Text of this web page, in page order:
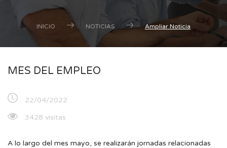
INICIO NOTICIAS Ampliar Noticia
MES DEL EMPLEO
22/04/2022
3428 visitas
A lo largo del mes mayo, se realizarán jornadas relacionadas